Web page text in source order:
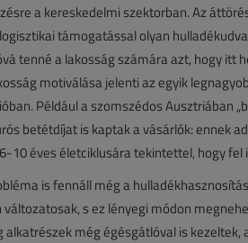
a kereskedelmi szektorban. Az
támogatással olyan
tenné a lakosság számára azt, hogy itt
motiválása jelenti az egyik
Például a szomszédos Ausztriában
betétdíjat is kaptak a vásárlók: ennek
10 éves életciklusára tekintettel, hogy fel
is fennáll még a
s ez lényegi módon
még égésgátlóval is kezeltek,